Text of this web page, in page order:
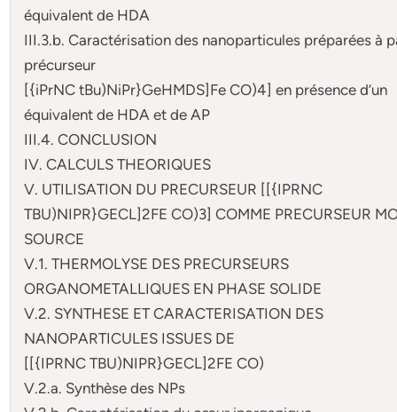
équivalent de HDA
III.3.b. Caractérisation des nanoparticules préparées à
précurseur
[{iPrNC tBu)NiPr}GeHMDS]Fe CO)4] en présence d’un
équivalent de HDA et de AP
III.4. CONCLUSION
IV. CALCULS THEORIQUES
V. UTILISATION DU PRECURSEUR [[{IPRNC
TBU)NIPR}GECL]2FE CO)3] COMME PRECURSEUR
SOURCE
V.1. THERMOLYSE DES PRECURSEURS
ORGANOMETALLIQUES EN PHASE SOLIDE
V.2. SYNTHESE ET CARACTERISATION DES
NANOPARTICULES ISSUES DE
[[{IPRNC TBU)NIPR}GECL]2FE CO)
V.2.a. Synthèse des NPs